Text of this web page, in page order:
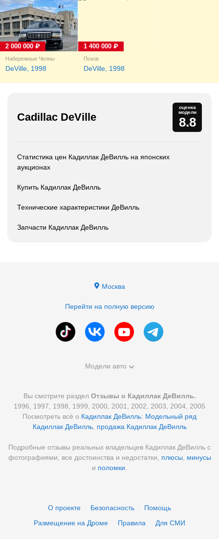
Набережные Челны
DeVille, 1998
2 000 000 ₽
Псков
DeVille, 1998
1 400 000 ₽
Cadillac DeVille
оценка
модели
8.8
Статистика цен Кадиллак ДеВилль на японских
аукционах
Купить Кадиллак ДеВилль
Технические характеристики ДеВилль
Запчасти Кадиллак ДеВилль
Москва
Перейти на полную версию
Модели авто
Вы смотрите раздел Отзывы о Кадиллак ДеВилль.
1996, 1997, 1998, 1999, 2000, 2001, 2002, 2003, 2004, 2005
Посмотреть всё о Кадиллак ДеВилль: Модельный ряд
Кадиллак ДеВилль, продажа Кадиллак ДеВилль
Подробные отзывы реальных владельцев Кадиллак ДеВилль с
фотографиями, все достоинства и недостатки, плюсы
минусы
и поломки
О проекте Безопасность
Помощь
Размещение на Дроме
Правила Для СМИ